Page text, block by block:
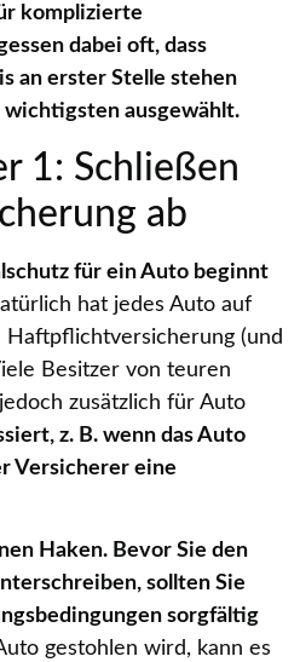
komplizierte
dabei oft, dass
an erster Stelle stehen
ausgewählt.
1: Schließen
ab
für ein Auto beginnt
hat jedes Auto auf
Haftpflichtversicherung (und
Besitzer von teuren
zusätzlich für Auto
z. B. wenn das Auto
Versicherer eine
Haken. Bevor Sie den
sollten Sie
sorgfältig
gestohlen wird, kann es